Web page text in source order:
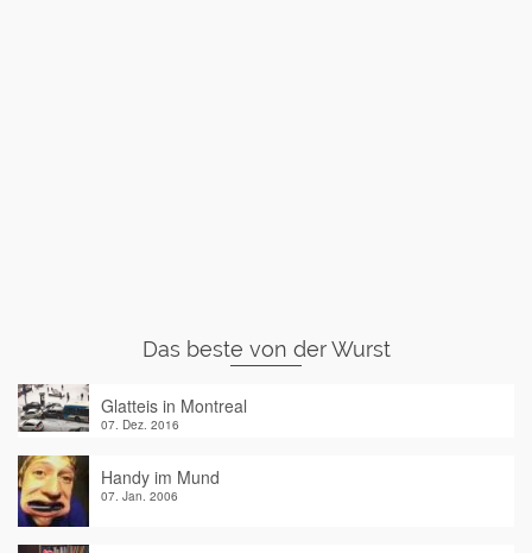
Das beste von der Wurst
Glatteis in Montreal
07. Dez. 2016
Handy im Mund
07. Jan. 2006